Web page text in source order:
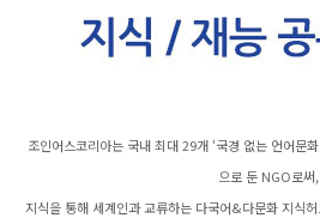
조인어스코리아는 국내 최대 29개 ‘국경 없는 언어문
으로 둔 NGO로써,
지식을 통해 세계인과 교류하는 다국어&다문화 지식